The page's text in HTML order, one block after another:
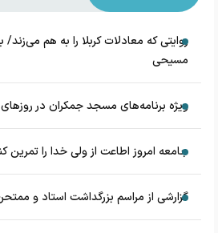
روایتی که معادلات کربلا را به هم می‌زند/
مسیحی
‌ویژه برنامه‌های مسجد جمکران در
جامعه امروز اطاعت از ولی خدا را تمرین
گزارشی از مراسم بزرگداشت استاد و